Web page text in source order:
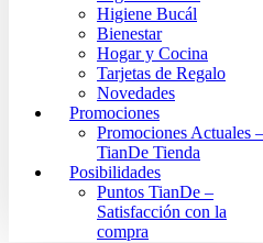
Higiene Bucál
Bienestar
Hogar y Cocina
Tarjetas de Regalo
Novedades
Promociones
Promociones Actuales –
TianDe Tienda
Posibilidades
Puntos TianDe –
Satisfacción con la
compra